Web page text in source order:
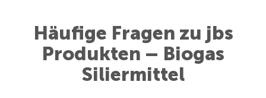
Häufige Fragen zu jbs
Produkten – Biogas
Siliermittel